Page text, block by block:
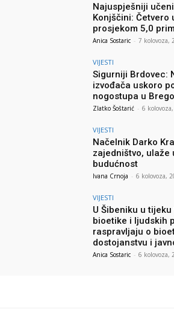
Najuspješniji
Konjščini: Četvero
prosjekom 5,0
Anica Sostaric - 7 kolovoza,
VIJESTI
Sigurniji Brdovec:
izvođača uskoro
nogostupa u
Zlatko Šoštarić - 6
VIJESTI
Načelnik Darko
zajedništvo, ulaže
budućnost
Ivana Crnoja - 6 kolovoza,
VIJESTI
U Šibeniku u
bioetike i ljudskih
raspravljaju o
dostojanstvu i
Anica Sostaric - 6 kolovoza,